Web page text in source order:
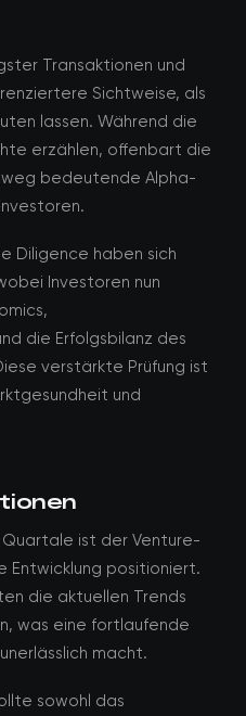
Transaktionen und
Sichtweise, als
lassen. Während die
erzählen, offenbart die
bedeutende Alpha-
Diligence haben sich
Investoren nun
die Erfolgsbilanz des
verstärkte Prüfung ist
und
Quartale ist der Venture-
Entwicklung positioniert.
die aktuellen Trends
was eine fortlaufende
macht.
sowohl das